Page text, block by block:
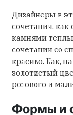
Дизайнеры в
сочетания, как
камнями
сочетании со
красиво. Как,
золотистый
розового и
Формы и